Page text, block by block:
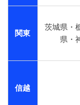
関東
茨城県・
県・
信越